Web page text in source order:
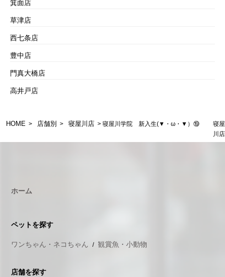
箕面店
草津店
西七条店
豊中店
門真大橋店
高井戸店
HOME > 店舗別 > 寝屋川店 > 寝屋川学院 新入生(▼・ω・▼）⑲ 寝屋
川店
ホーム
ペットを探す
ワンちゃん・ネコちゃん 観賞魚・小動物
店舗を探す